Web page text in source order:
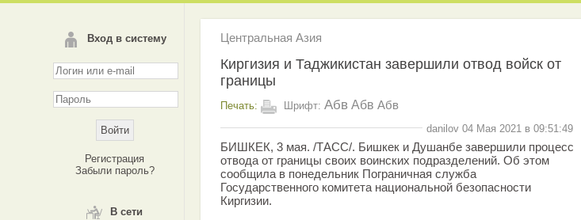
Вход в систему
Регистрация
Забыли пароль?
В сети
Центральная Азия
Киргизия и Таджикистан завершили отвод войск от
границы
Печать: Шрифт: Абв Абв Абв
danilov 04 Мая 2021 в 09:51:49
БИШКЕК, 3 мая. /ТАСС/. Бишкек и Душанбе завершили процесс
отвода от границы своих воинских подразделений. Об этом
сообщила в понедельник Пограничная служба
Государственного комитета национальной безопасности
Киргизии.